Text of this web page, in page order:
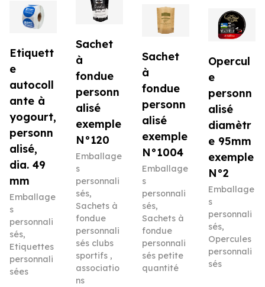
Etiquett
e
autocoll
ante à
yogourt,
personn
alisé,
dia. 49
mm
Emballage
s
personnali
sés,
Etiquettes
personnali
sées
Sachet
à
fondue
personn
alisé
exemple
N°120
Emballage
s
personnali
sés,
Sachets à
fondue
personnali
sés clubs
sportifs ,
associatio
ns
Sachet
à
fondue
personn
alisé
exemple
N°1004
Emballage
s
personnali
sés,
Sachets à
fondue
personnali
sés petite
quantité
Opercul
e
personn
alisé
diamètr
e 95mm
exemple
N°2
Emballage
s
personnali
sés,
Opercules
personnali
sés